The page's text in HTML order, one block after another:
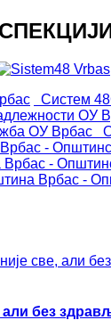
Систем 48
ОУ
ОУ Врбас
-
-
Врбас -
без